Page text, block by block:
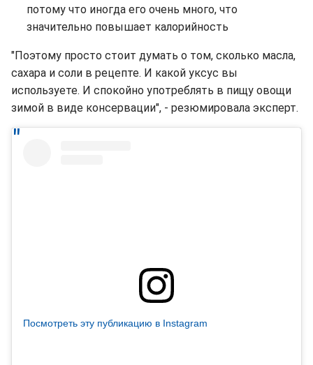
потому что иногда его очень много, что
значительно повышает калорийность
"Поэтому просто стоит думать о том, сколько масла,
сахара и соли в рецепте. И какой уксус вы
используете. И спокойно употреблять в пищу овощи
зимой в виде консервации", - резюмировала эксперт.
Посмотреть эту публикацию в Instagram